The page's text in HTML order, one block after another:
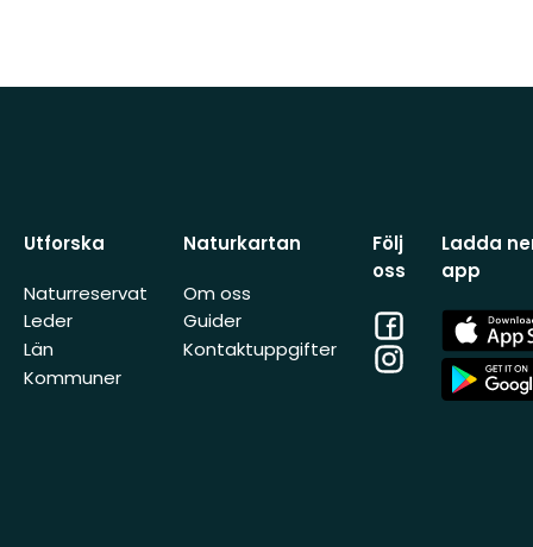
Utforska
Naturreservat
Leder
Län
Kommuner
Naturkartan
Om oss
Guider
Kontaktuppgifter
Följ
oss
Facebook
Instagram
Ladda
app
App
Store
App
Store